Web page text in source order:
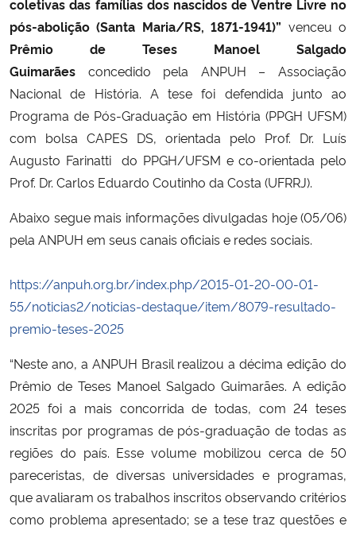
coletivas das famílias dos nascidos de Ventre Livre no
pós-abolição (Santa Maria/RS, 1871-1941)” venceu o
Prêmio de Teses Manoel Salgado
Guimarães concedido pela ANPUH – Associação
Nacional de História. A tese foi defendida junto ao
Programa de Pós-Graduação em História (PPGH UFSM)
com bolsa CAPES DS, orientada pelo Prof. Dr. Luís
Augusto Farinatti do PPGH/UFSM e co-orientada pelo
Prof. Dr. Carlos Eduardo Coutinho da Costa (UFRRJ).
Abaixo segue mais informações divulgadas hoje (05/06)
pela ANPUH em seus canais oficiais e redes sociais.
https://anpuh.org.br/index.php/2015-01-20-00-01-
55/noticias2/noticias-destaque/item/8079-resultado-
premio-teses-2025
“Neste ano, a ANPUH Brasil realizou a décima edição do
Prêmio de Teses Manoel Salgado Guimarães. A edição
2025 foi a mais concorrida de todas, com 24 teses
inscritas por programas de pós-graduação de todas as
regiões do país. Esse volume mobilizou cerca de 50
pareceristas, de diversas universidades e programas,
que avaliaram os trabalhos inscritos observando critérios
como problema apresentado; se a tese traz questões e